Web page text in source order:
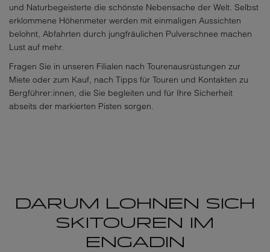
und Naturbegeisterte die schönste Nebensache der Welt. Selbst
erklommene Höhenmeter werden mit einmaligen Aussichten
belohnt, Abfahrten durch jungfräulichen Pulverschnee machen
Lust auf mehr.
Fragen Sie in unseren Filialen nach Tourenausrüstungen zur
Miete oder zum Kauf, nach Tipps für Touren und Kontakten zu
Bergführer:innen, die Sie begleiten und für Ihre Sicherheit
abseits der markierten Pisten sorgen.
DARUM LOHNEN SICH
SKITOUREN IM
ENGADIN